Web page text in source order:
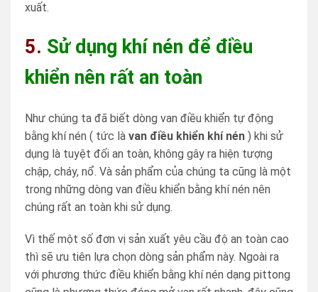
xuất.
5. Sử dụng khí nén để điều
khiển nên rất an toàn
Như chúng ta đã biết dòng van điều khiển tự động
bằng khí nén ( tức là van điều khiển khí nén ) khi sử
dụng là tuyệt đối an toàn, không gây ra hiện tượng
chập, cháy, nổ. Và sản phẩm của chúng ta cũng là một
trong những dòng van điều khiển bằng khí nén nên
chúng rất an toàn khi sử dụng.
Vì thế một số đơn vị sản xuất yêu cầu độ an toàn cao
thì sẽ ưu tiên lựa chọn dòng sản phẩm này. Ngoài ra
với phương thức điều khiển bằng khí nén dạng pittong